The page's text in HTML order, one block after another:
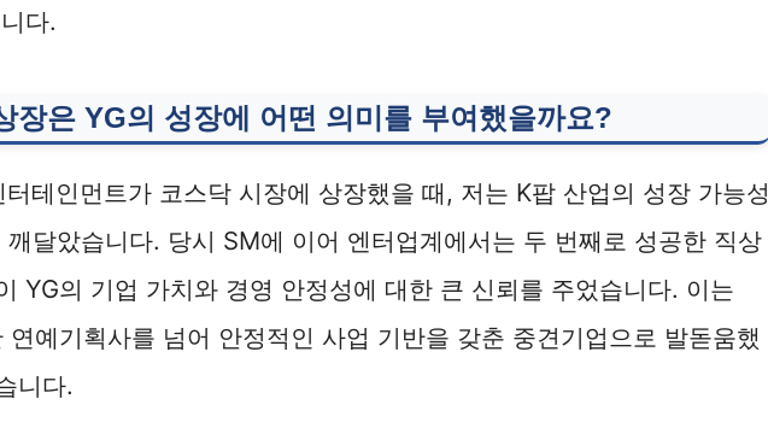
다.
장은 YG의 성장에 어떤 의미를 부여했을까요?
터테인먼트가 코스닥 시장에 상장했을 때, 저는 K팝 산업의 성장 가능성
깨달았습니다. 당시 SM에 이어 엔터업계에서는 두 번째로 성공한 직상
YG의 기업 가치와 경영 안정성에 대한 큰 신뢰를 주었습니다. 이는
연예기획사를 넘어 안정적인 사업 기반을 갖춘 중견기업으로 발돋움했
니다.